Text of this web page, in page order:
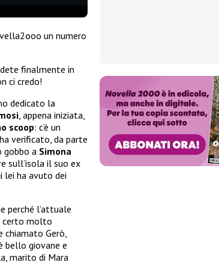
un numero
finalmente in
ci credo!
dedicato la
, appena iniziata,
scoop: c’è un
verificato, da parte
gobbo a Simona
sull’isola il suo ex
lei ha avuto dei
perché l’attuale
certo molto
chiamato Gerò,
bello giovane e
marito di Mara